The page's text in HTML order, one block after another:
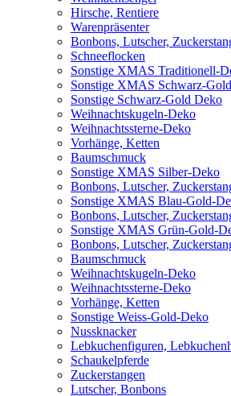
Hirsche, Rentiere
Warenpräsenter
Bonbons, Lutscher,
Schneeflocken
Sonstige XMAS Traditionell-
Sonstige XMAS Schwarz-
Sonstige Schwarz-Gold Deko
Weihnachtskugeln-Deko
Weihnachtssterne-Deko
Vorhänge, Ketten
Baumschmuck
Sonstige XMAS Silber-Deko
Bonbons, Lutscher,
Sonstige XMAS Blau-Gold-
Bonbons, Lutscher,
Sonstige XMAS Grün-Gold-
Bonbons, Lutscher,
Baumschmuck
Weihnachtskugeln-Deko
Weihnachtssterne-Deko
Vorhänge, Ketten
Sonstige Weiss-Gold-Deko
Nussknacker
Lebkuchenfiguren,
Schaukelpferde
Zuckerstangen
Lutscher, Bonbons